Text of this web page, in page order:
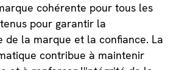
cohérente pour tous les
pour garantir la
de la marque et la confiance. La
contribue à maintenir